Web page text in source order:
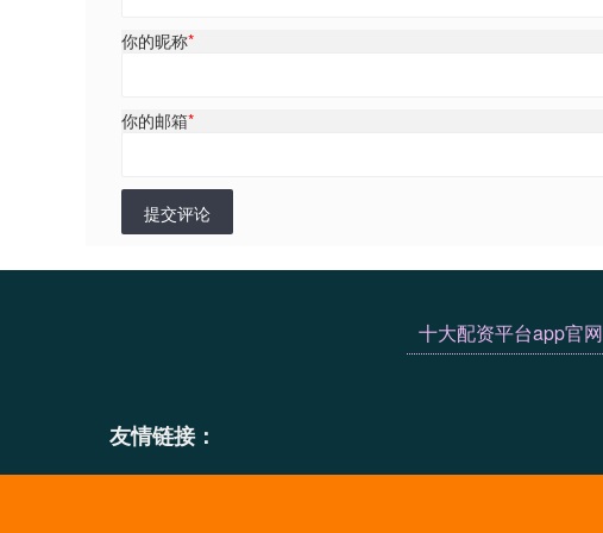
你的昵称*
你的邮箱*
提交评论
十大配资平台app官网
友情链接：